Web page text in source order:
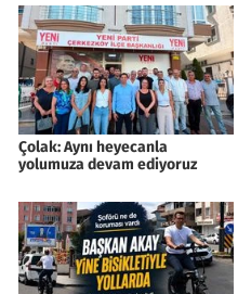
Çolak: Aynı heyecanla
yolumuza devam ediyoruz